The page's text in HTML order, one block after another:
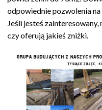
odpowiednie pozwolenia
Jeśli jesteś
czy oferują jakieś zniżki.